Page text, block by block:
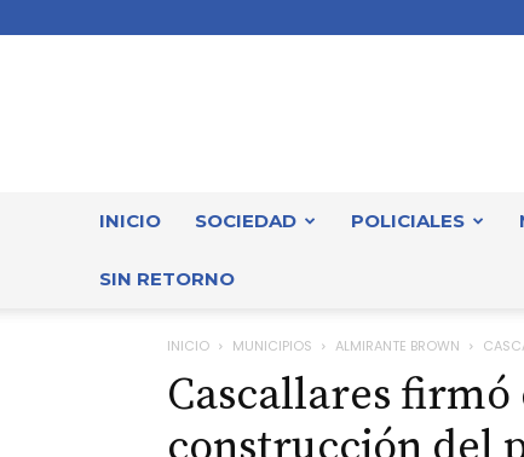
INICIO SOCIEDAD POLICIALES
SIN RETORNO
INICIO MUNICIPIOS ALMIRANTE BROWN
Cascallares